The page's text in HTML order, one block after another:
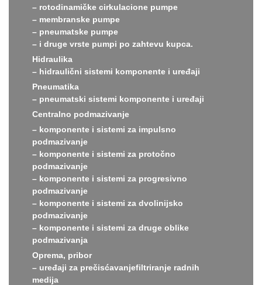
– rotodinamičke cirkulacione pumpe
– membranske pumpe
– pneumatske pumpe
– i druge vrste pumpi po zahtevu kupca.
Hidraulika
– hidraulični sistemi komponente i uređaji
Pneumatika
– pneumatski sistemi komponente i uređaji
Centralno podmazivanje
– komponente i sistemi za impulsno
podmazivanje
– komponente i sistemi za protočno
podmazivanje
– komponente i sistemi za progresivno
podmazivanje
– komponente i sistemi za dvolinijsko
podmazivanje
– komponente i sistemi za druge oblike
podmazivanja
Oprema, pribor
– uređaji za prečisćavanjefiltriranje radnih
medija